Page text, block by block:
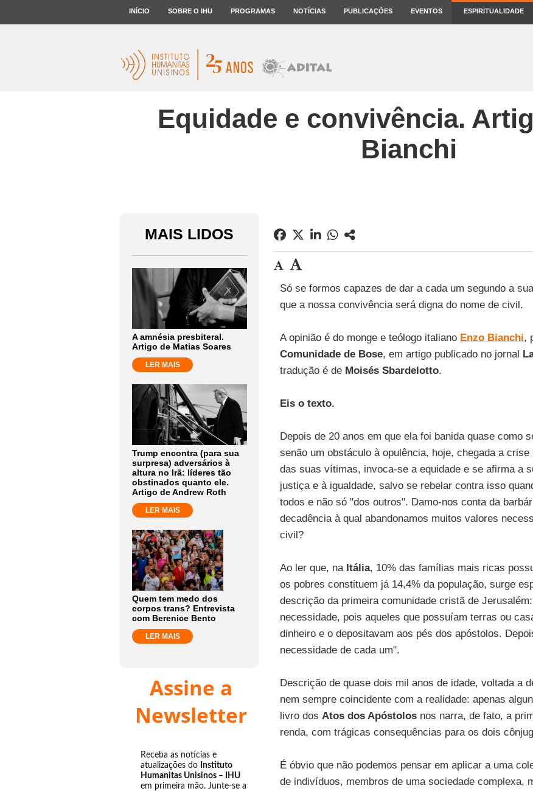
INÍCIO SOBRE O IHU PROGRAMAS NOTÍCIAS PUBLICAÇÕES EVENTOS ESPIRITUALIDADE
Equidade e convivência.
Bianchi
MAIS LIDOS
A amnésia presbiteral.
Artigo de Matias Soares
LER MAIS
Trump encontra (para sua
surpresa) adversários à
altura no Irã: líderes tão
obstinados quanto ele.
Artigo de Andrew Roth
LER MAIS
Quem tem medo dos
corpos trans? Entrevista
com Berenice Bento
LER MAIS
Assine a
Newsletter
Receba as notícias e
atualizações do Instituto
Humanitas Unisinos – IHU
em primeira mão. Junte-se a
Só se formos capazes de dar a cada um segundo a
que a nossa convivência será digna do nome de civil.
A opinião é do monge e teólogo italiano Enzo Bianchi,
Comunidade de Bose, em artigo publicado no jornal
tradução é de Moisés Sbardelotto.
Eis o texto.
Depois de 20 anos em que ela foi banida quase como
senão um obstáculo à opulência, hoje, chegada a
das suas vítimas, invoca-se a equidade e se afirma a
justiça e à igualdade, salvo se rebelar contra isso
todos e não só "dos outros". Damo-nos conta da
decadência à qual abandonamos muitos valores
civil?
Ao ler que, na Itália, 10% das famílias mais ricas
os pobres constituem já 14,4% da população, surge
descrição da primeira comunidade cristã de
necessidade, pois aqueles que possuíam terras ou
dinheiro e o depositavam aos pés dos apóstolos.
necessidade de cada um".
Descrição de quase dois mil anos de idade, voltada a
nem sempre coincidente com a realidade: apenas
livro dos Atos dos Apóstolos nos narra, de fato, a
renda, com trágicas consequências para os dois
É óbvio que não podemos pensar em aplicar a uma
de indivíduos, membros de uma sociedade complexa,